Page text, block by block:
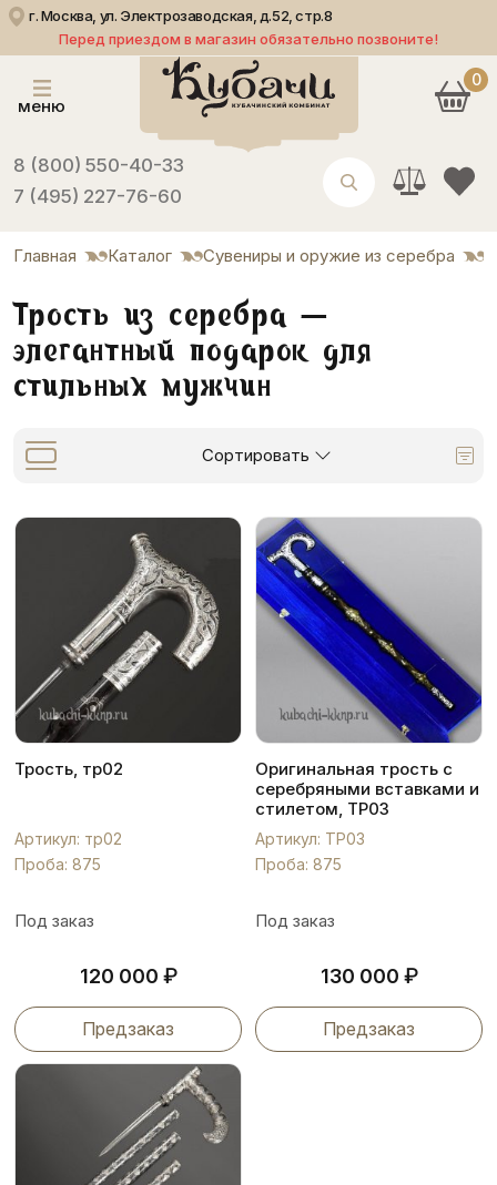
г. Москва, ул. Электрозаводская, д.52, стр.8
Перед приездом в магазин обязательно позвоните!
меню
8 (800) 550-40-33
7 (495) 227-76-60
0
Главная Каталог Сувениры и оружие из серебра
Трость из серебра –
элегантный подарок для
стильных мужчин
Сортировать
Трость, тр02
Артикул: тр02
Проба: 875
Под заказ
120 000 ₽
Предзаказ
Оригинальная трость с
серебряными вставками и
стилетом, ТР03
Артикул: ТР03
Проба: 875
Под заказ
130 000 ₽
Предзаказ